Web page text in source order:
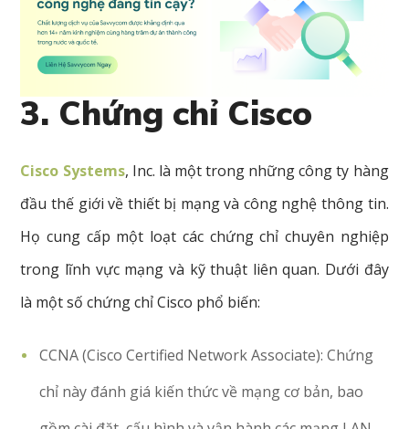
Engineer Expert
Microsoft Certified: Azure AI Engineer
Associate
Lĩnh
vực
An
Microsoft Certified: Azure Security
Engineer Associate
Microsoft 365 Certified: Modern Desktop
Administrator Associate
Microsoft 365 Certified: Messaging
Administrator Associate
3. Chứng chỉ Cisco
Cisco Systems, Inc. là một trong những công ty hàng
đầu thế giới về thiết bị mạng và công nghệ thông tin.
Họ cung cấp một loạt các chứng chỉ chuyên nghiệp
trong lĩnh vực mạng và kỹ thuật liên quan. Dưới đây
là một số chứng chỉ Cisco phổ biến:
CCNA (Cisco Certified Network Associate): Chứng
chỉ này đánh giá kiến thức về mạng cơ bản, bao